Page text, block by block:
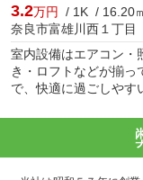
3.2万円 / 1K / 16.20
奈良市富雄川西１丁目
室内設備はエアコン・
き・ロフトなどが揃っ
で、快適に過ごしやす